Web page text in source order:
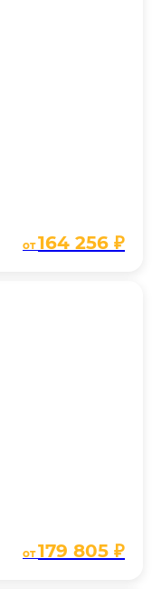
от164 256 ₽
от179 805 ₽